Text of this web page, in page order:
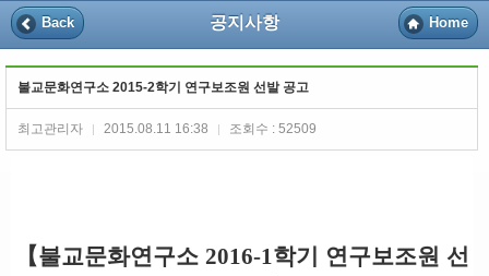
Back 공지사항 Home
불교문화연구소 2015-2학기 연구보조원 선발 공고
최고관리자 2015.08.11 16:38 조회수 : 52509
【불교문화연구소 2016-1학기 연구보조원 선